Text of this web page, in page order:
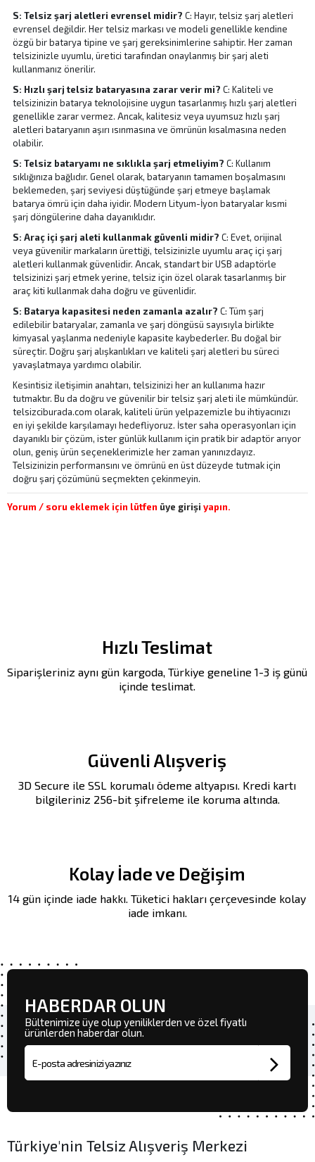
S: Telsiz şarj aletleri evrensel midir? C: Hayır, telsiz şarj aletleri
evrensel değildir. Her telsiz markası ve modeli genellikle kendine
özgü bir batarya tipine ve şarj gereksinimlerine sahiptir. Her zaman
telsizinizle uyumlu, üretici tarafından onaylanmış bir şarj aleti
kullanmanız önerilir.
S: Hızlı şarj telsiz bataryasına zarar verir mi? C: Kaliteli ve
telsizinizin batarya teknolojisine uygun tasarlanmış hızlı şarj aletleri
genellikle zarar vermez. Ancak, kalitesiz veya uyumsuz hızlı şarj
aletleri bataryanın aşırı ısınmasına ve ömrünün kısalmasına neden
olabilir.
S: Telsiz bataryamı ne sıklıkla şarj etmeliyim? C: Kullanım
sıklığınıza bağlıdır. Genel olarak, bataryanın tamamen boşalmasını
beklemeden, şarj seviyesi düştüğünde şarj etmeye başlamak
batarya ömrü için daha iyidir. Modern Lityum-İyon bataryalar kısmi
şarj döngülerine daha dayanıklıdır.
S: Araç içi şarj aleti kullanmak güvenli midir? C: Evet, orijinal
veya güvenilir markaların ürettiği, telsizinizle uyumlu araç içi şarj
aletleri kullanmak güvenlidir. Ancak, standart bir USB adaptörle
telsizinizi şarj etmek yerine, telsiz için özel olarak tasarlanmış bir
araç kiti kullanmak daha doğru ve güvenlidir.
S: Batarya kapasitesi neden zamanla azalır? C: Tüm şarj
edilebilir bataryalar, zamanla ve şarj döngüsü sayısıyla birlikte
kimyasal yaşlanma nedeniyle kapasite kaybederler. Bu doğal bir
süreçtir. Doğru şarj alışkanlıkları ve kaliteli şarj aletleri bu süreci
yavaşlatmaya yardımcı olabilir.
Kesintisiz iletişimin anahtarı, telsizinizi her an kullanıma hazır
tutmaktır. Bu da doğru ve güvenilir bir telsiz şarj aleti ile mümkündür.
telsizciburada.com olarak, kaliteli ürün yelpazemizle bu ihtiyacınızı
en iyi şekilde karşılamayı hedefliyoruz. İster saha operasyonları için
dayanıklı bir çözüm, ister günlük kullanım için pratik bir adaptör arıyor
olun, geniş ürün seçeneklerimizle her zaman yanınızdayız.
Telsizinizin performansını ve ömrünü en üst düzeyde tutmak için
doğru şarj çözümünü seçmekten çekinmeyin.
Yorum / soru eklemek için lütfen üye girişiyapın.
Hızlı Teslimat
Siparişleriniz aynı gün kargoda, Türkiye geneline 1-3 iş günü
içinde teslimat.
Güvenli Alışveriş
3D Secure ile SSL korumalı ödeme altyapısı. Kredi kartı
bilgileriniz 256-bit şifreleme ile koruma altında.
Kolay İade ve Değişim
14 gün içinde iade hakkı. Tüketici hakları çerçevesinde kolay
iade imkanı.
HABERDAR OLUN
Bültenimize üye olup yeniliklerden ve özel fiyatlı
ürünlerden haberdar olun.
E-posta adresi
Türkiye'nin Telsiz Alışveriş Merkezi